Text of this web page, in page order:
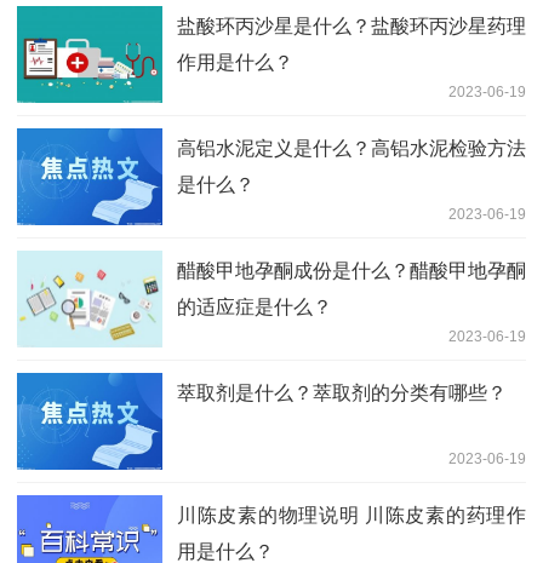
盐酸环丙沙星是什么？盐酸环丙沙星药理
作用是什么？
2023-06-19
高铝水泥定义是什么？高铝水泥检验方法
是什么？
2023-06-19
醋酸甲地孕酮成份是什么？醋酸甲地孕酮
的适应症是什么？
2023-06-19
萃取剂是什么？萃取剂的分类有哪些？
2023-06-19
川陈皮素的物理说明 川陈皮素的药理作
用是什么？